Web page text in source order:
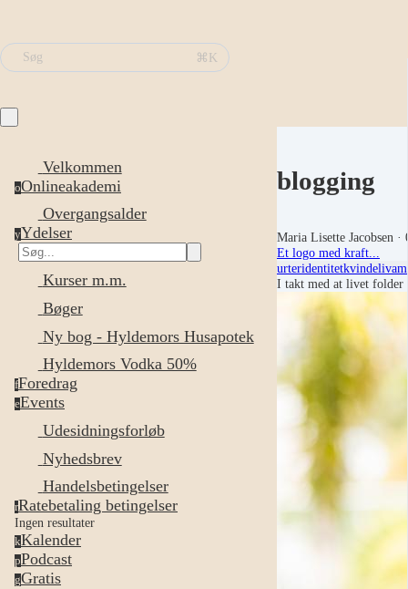
Søg ⌘K
Velkommen
oOnlineakademi
Overgangsalder
yYdelser
Kurser m.m.
Bøger
Ny bog - Hyldemors Husapotek
Hyldemors Vodka 50%
fForedrag
eEvents
Udesidningsforløb
Nyhedsbrev
Handelsbetingelser
rRatebetaling betingelser
Ingen resultater
kKalender
pPodcast
gGratis
blogging
Maria Lisette Jacobsen ·
Et logo med kraft...
urteridentitetkvindeliv
I takt med at livet folder